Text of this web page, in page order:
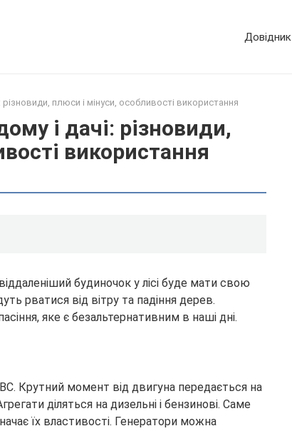
Довідник
різновиди, плюси і мінуси, особливості використання
і дачі: різновиди,
використання
будиночок у лісі буде мати свою
рватися від вітру та падіння дерев.
яке є безальтернативним в наші дні.
Крутний момент від двигуна передається на
діляться на дизельні і бензинові. Саме
їх властивості. Генератори можна